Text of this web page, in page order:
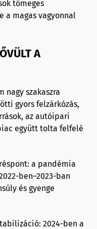
tömeges
magas vagyonnal
A
nagy szakaszra
gyors felzárkózás,
az autóipari
együtt tolta felfelé
a pandémia
ben–2023-ban
és gyenge
2024-ben a